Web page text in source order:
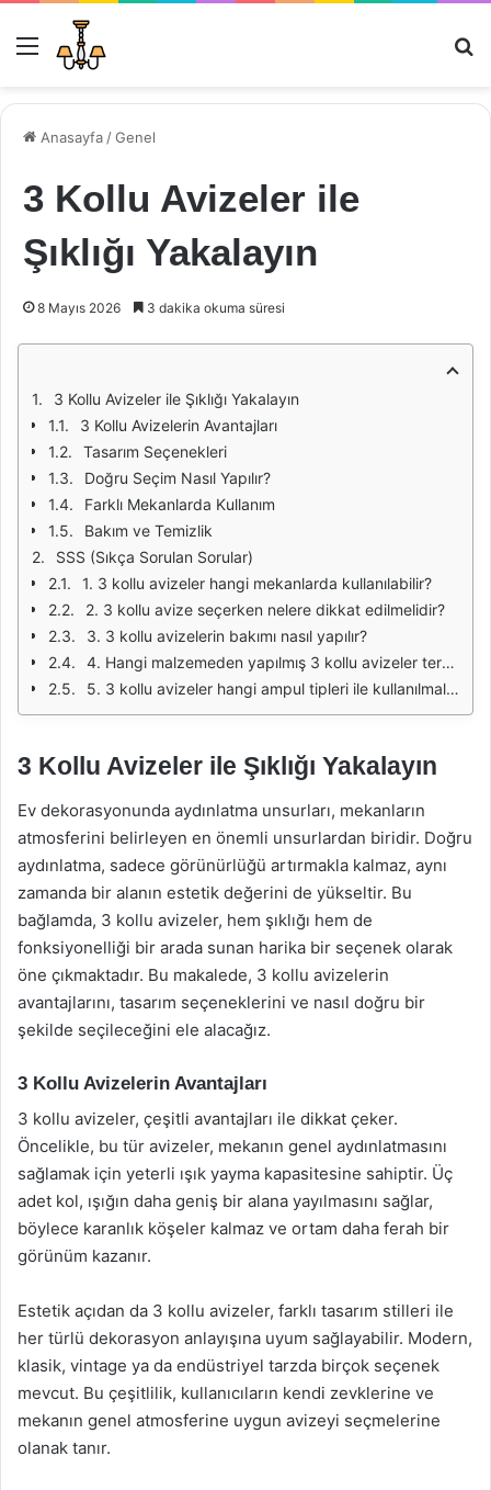
Menü
Anasayfa /Genel
3 Kollu Avizeler ile
Şıklığı Yakalayın
8 Mayıs 2026 3 dakika okuma süresi
3 Kollu Avizeler ile Şıklığı Yakalayın
3 Kollu Avizelerin Avantajları
Tasarım Seçenekleri
Doğru Seçim Nasıl Yapılır?
Farklı Mekanlarda Kullanım
Bakım ve Temizlik
SSS (Sıkça Sorulan Sorular)
1. 3 kollu avizeler hangi mekanlarda kullanılabilir?
2. 3 kollu avize seçerken nelere dikkat edilmelidir?
3. 3 kollu avizelerin bakımı nasıl yapılır?
4. Hangi malzemeden yapılmış 3 kollu avizeler tercih edilmelidir?
5. 3 kollu avizeler hangi ampul tipleri ile kullanılmalıdır?
3 Kollu Avizeler ile Şıklığı Yakalayın
Ev dekorasyonunda aydınlatma unsurları, mekanların
atmosferini belirleyen en önemli unsurlardan biridir. Doğru
aydınlatma, sadece görünürlüğü artırmakla kalmaz, aynı
zamanda bir alanın estetik değerini de yükseltir. Bu
bağlamda, 3 kollu avizeler, hem şıklığı hem de
fonksiyonelliği bir arada sunan harika bir seçenek olarak
öne çıkmaktadır. Bu makalede, 3 kollu avizelerin
avantajlarını, tasarım seçeneklerini ve nasıl doğru bir
şekilde seçileceğini ele alacağız.
3 Kollu Avizelerin Avantajları
3 kollu avizeler, çeşitli avantajları ile dikkat çeker.
Öncelikle, bu tür avizeler, mekanın genel aydınlatmasını
sağlamak için yeterli ışık yayma kapasitesine sahiptir. Üç
adet kol, ışığın daha geniş bir alana yayılmasını sağlar,
böylece karanlık köşeler kalmaz ve ortam daha ferah bir
görünüm kazanır.
Estetik açıdan da 3 kollu avizeler, farklı tasarım stilleri ile
her türlü dekorasyon anlayışına uyum sağlayabilir. Modern,
klasik, vintage ya da endüstriyel tarzda birçok seçenek
mevcut. Bu çeşitlilik, kullanıcıların kendi zevklerine ve
mekanın genel atmosferine uygun avizeyi seçmelerine
olanak tanır.